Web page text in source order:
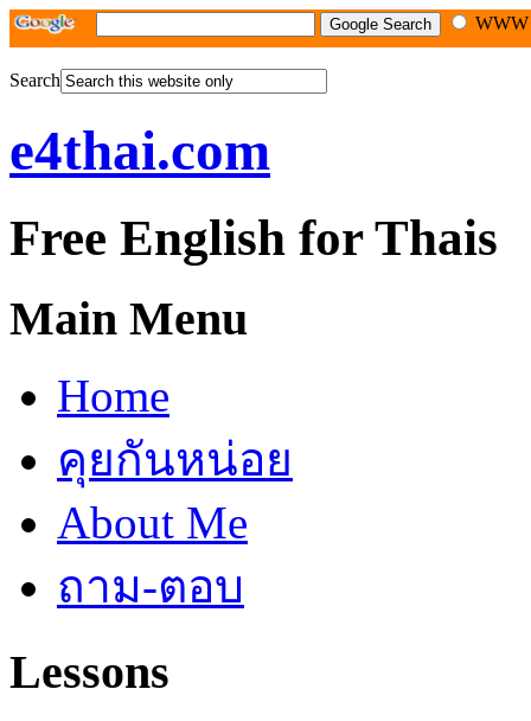
Search
e4thai.com
Free English for Thais
Main Menu
Home
คุยกันหน่อย
About Me
ถาม-ตอบ
Lessons